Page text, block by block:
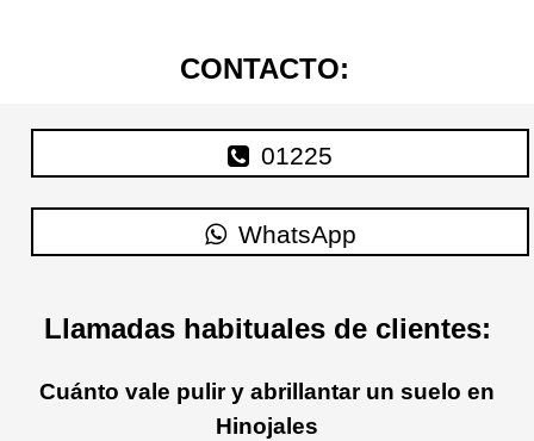
CONTACTO:
01225
WhatsApp
Llamadas habituales de clientes:
Cuánto vale pulir y abrillantar un suelo en
Hinojales